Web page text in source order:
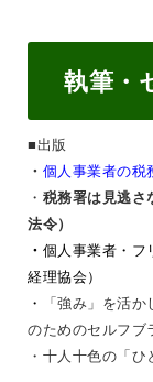
執筆・
■出版
・ 個人事業者の税
・ 税務署は見逃さ
法令）
・ 個人事業者・フ
経理協会）
・
「強み」を活
のためのセルフブ
・ 十人十色の「ひ